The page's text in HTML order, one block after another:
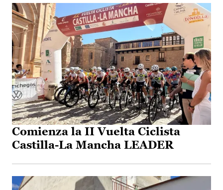
Comienza la II Vuelta Ciclista
Castilla-La Mancha LEADER